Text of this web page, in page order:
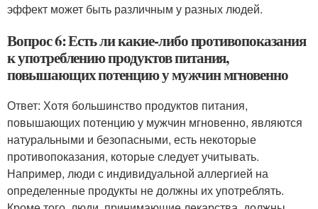
эффект может быть различным у разных людей.
Вопрос 6: Есть ли какие-либо противопоказания
к употреблению продуктов питания,
повышающих потенцию у мужчин мгновенно
Ответ: Хотя большинство продуктов питания,
повышающих потенцию у мужчин мгновенно, являются
натуральными и безопасными, есть некоторые
противопоказания, которые следует учитывать.
Например, люди с индивидуальной аллергией на
определенные продукты не должны их употреблять.